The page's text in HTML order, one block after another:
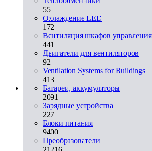
55
Охлаждение LED
172
Вентиляция шкафов управления
441
Двигатели для вентиляторов
92
Ventilation Systems for Buildings
413
Батареи, аккумуляторы
2091
Зарядные устройства
227
Блоки питания
9400
Преобразователи
21216